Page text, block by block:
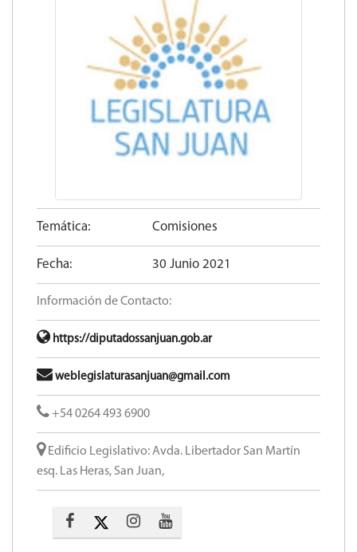
Temática: Comisiones
Fecha: 30 Junio 2021
Información de Contacto:
https://diputadossanjuan.gob.ar
weblegislaturasanjuan@gmail.com
+54 0264 493 6900
Edificio Legislativo: Avda. Libertador San Martín
esq. Las Heras, San Juan,